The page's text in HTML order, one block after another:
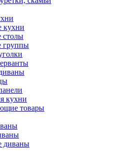
кухни
столы
группы
кухни
товары
диваны